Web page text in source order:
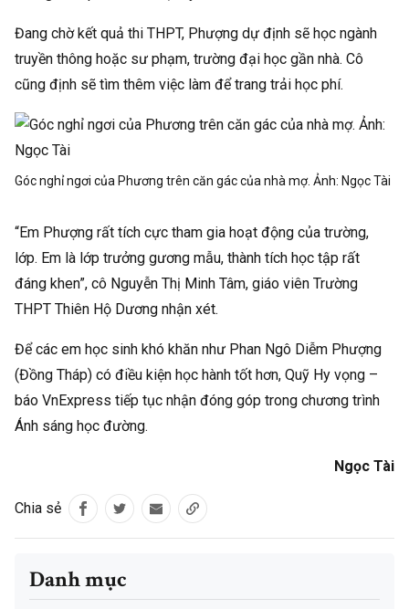
Đang chờ kết quả thi THPT, Phượng dự định sẽ học ngành
truyền thông hoặc sư phạm, trường đại học gần nhà. Cô
cũng định sẽ tìm thêm việc làm để trang trải học phí.
Góc nghỉ ngơi của Phương trên căn gác của nhà mợ. Ảnh: Ngọc Tài
“Em Phượng rất tích cực tham gia hoạt động của trường,
lớp. Em là lớp trưởng gương mẫu, thành tích học tập rất
đáng khen”, cô Nguyễn Thị Minh Tâm, giáo viên Trường
THPT Thiên Hộ Dương nhận xét.
Để các em học sinh khó khăn như Phan Ngô Diễm Phượng
(Đồng Tháp) có điều kiện học hành tốt hơn, Quỹ Hy vọng –
báo VnExpress tiếp tục nhận đóng góp trong chương trình
Ánh sáng học đường.
Ngọc Tài
Chia sẻ
Danh mục